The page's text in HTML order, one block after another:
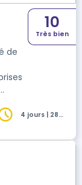
de
BI,
10
Très bien
4 jours | 28